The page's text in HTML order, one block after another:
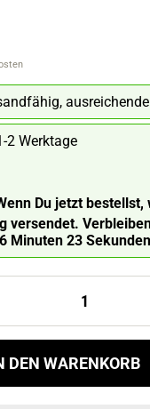
2 Werktage
Du jetzt bestellst,
versendet.
Minuten 23 Sekunden
DEN WARENKORB